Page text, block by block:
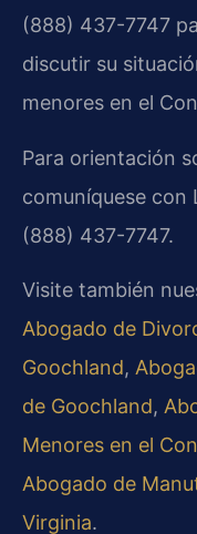
(888) 437-7747
discutir su
menores en el
Para orientación
comuníquese con
(888) 437-7747.
Visite también
Abogado de
Goochland,
de Goochland,
Menores en el
Abogado de
Virginia.